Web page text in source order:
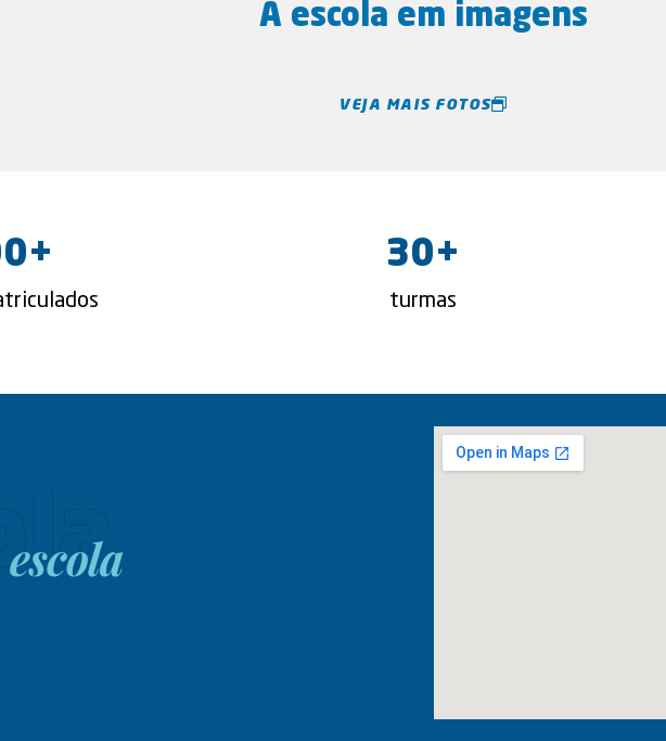
A escola em imagens
VEJA MAIS FOTOS
+
turmas
30+
escola